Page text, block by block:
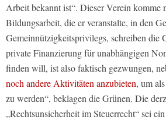
Arbeit bekannt ist“. Dieser Verein komme
Bildungsarbeit, die er veranstalte, in den
Gemeinnützigkeitsprivilegs, schreiben die
private Finanzierung für unabhängigen
finden will, ist also faktisch gezwungen,
noch andere Aktivitäten anzubieten, um
zu werden“, beklagen die Grünen. Die
„Rechtsunsicherheit im Steuerrecht“ sei